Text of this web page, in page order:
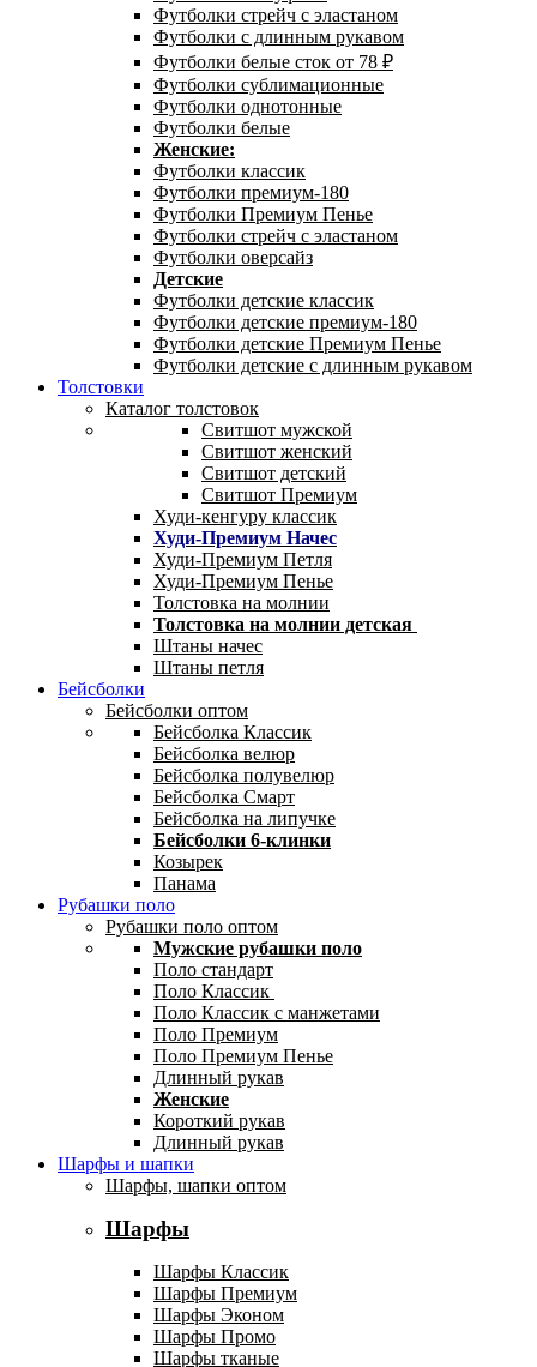
Футболки стрейч с эластаном
Футболки с длинным рукавом
Футболки белые сток от 78 ₽
Футболки сублимационные
Футболки однотонные
Футболки белые
Женские:
Футболки классик
Футболки премиум-180
Футболки Премиум Пенье
Футболки стрейч с эластаном
Футболки оверсайз
Детские
Футболки детские классик
Футболки детские премиум-180
Футболки детские Премиум Пенье
Футболки детские с длинным рукавом
Толстовки
Каталог толстовок
Свитшот мужской
Свитшот женский
Свитшот детский
Свитшот Премиум
Худи-кенгуру классик
Худи-Премиум Начес
Худи-Премиум Петля
Худи-Премиум Пенье
Толстовка на молнии
Толстовка на молнии детская
Штаны начес
Штаны петля
Бейсболки
Бейсболки оптом
Бейсболка Классик
Бейсболка велюр
Бейсболка полувелюр
Бейсболка Смарт
Бейсболка на липучке
Бейсболки 6-клинки
Козырек
Панама
Рубашки поло
Рубашки поло оптом
Мужские рубашки поло
Поло стандарт
Поло Классик
Поло Классик с манжетами
Поло Премиум
Поло Премиум Пенье
Длинный рукав
Женские
Короткий рукав
Длинный рукав
Шарфы и шапки
Шарфы, шапки оптом
Шарфы
Шарфы Классик
Шарфы Премиум
Шарфы Эконом
Шарфы Промо
Шарфы тканые